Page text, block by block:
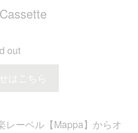
Cassette
out
はこちら
レーベル【Mappa】からオ